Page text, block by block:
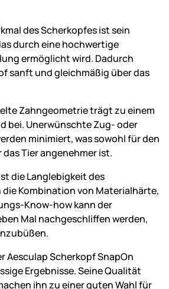
des Scherkopfes ist sein
durch eine hochwertige
ermöglicht wird. Dadurch
sanft und gleichmäßig über das
Zahngeometrie trägt zu einem
bei. Unerwünschte Zug- oder
minimiert, was sowohl für den
Tier angenehmer ist.
die Langlebigkeit des
Kombination von Materialhärte,
Know-how kann der
Mal nachgeschliffen werden,
Aesculap Scherkopf SnapOn
Ergebnisse. Seine Qualität
ihn zu einer guten Wahl für